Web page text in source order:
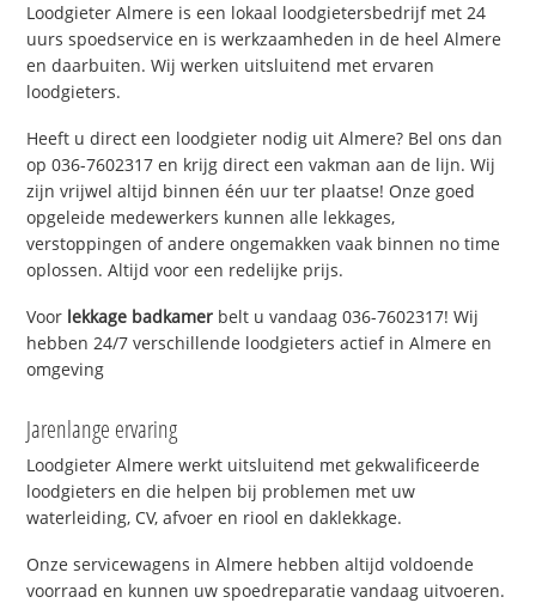
Loodgieter Almere is een lokaal loodgietersbedrijf met 24
uurs spoedservice en is werkzaamheden in de heel Almere
en daarbuiten. Wij werken uitsluitend met ervaren
loodgieters.
Heeft u direct een loodgieter nodig uit Almere? Bel ons dan
op 036-7602317 en krijg direct een vakman aan de lijn. Wij
zijn vrijwel altijd binnen één uur ter plaatse! Onze goed
opgeleide medewerkers kunnen alle lekkages,
verstoppingen of andere ongemakken vaak binnen no time
oplossen. Altijd voor een redelijke prijs.
Voor lekkage badkamer belt u vandaag 036-7602317! Wij
hebben 24/7 verschillende loodgieters actief in Almere en
omgeving
Jarenlange ervaring
Loodgieter Almere werkt uitsluitend met gekwalificeerde
loodgieters en die helpen bij problemen met uw
waterleiding, CV, afvoer en riool en daklekkage.
Onze servicewagens in Almere hebben altijd voldoende
voorraad en kunnen uw spoedreparatie vandaag uitvoeren.